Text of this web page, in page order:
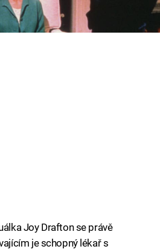
MAX!
Joy Drafton se právě
je schopný lékař s